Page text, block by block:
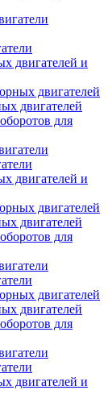
двигателей и
двигателей
двигателей
для
двигателей и
двигателей
двигателей
для
двигателей
двигателей
для
двигателей и